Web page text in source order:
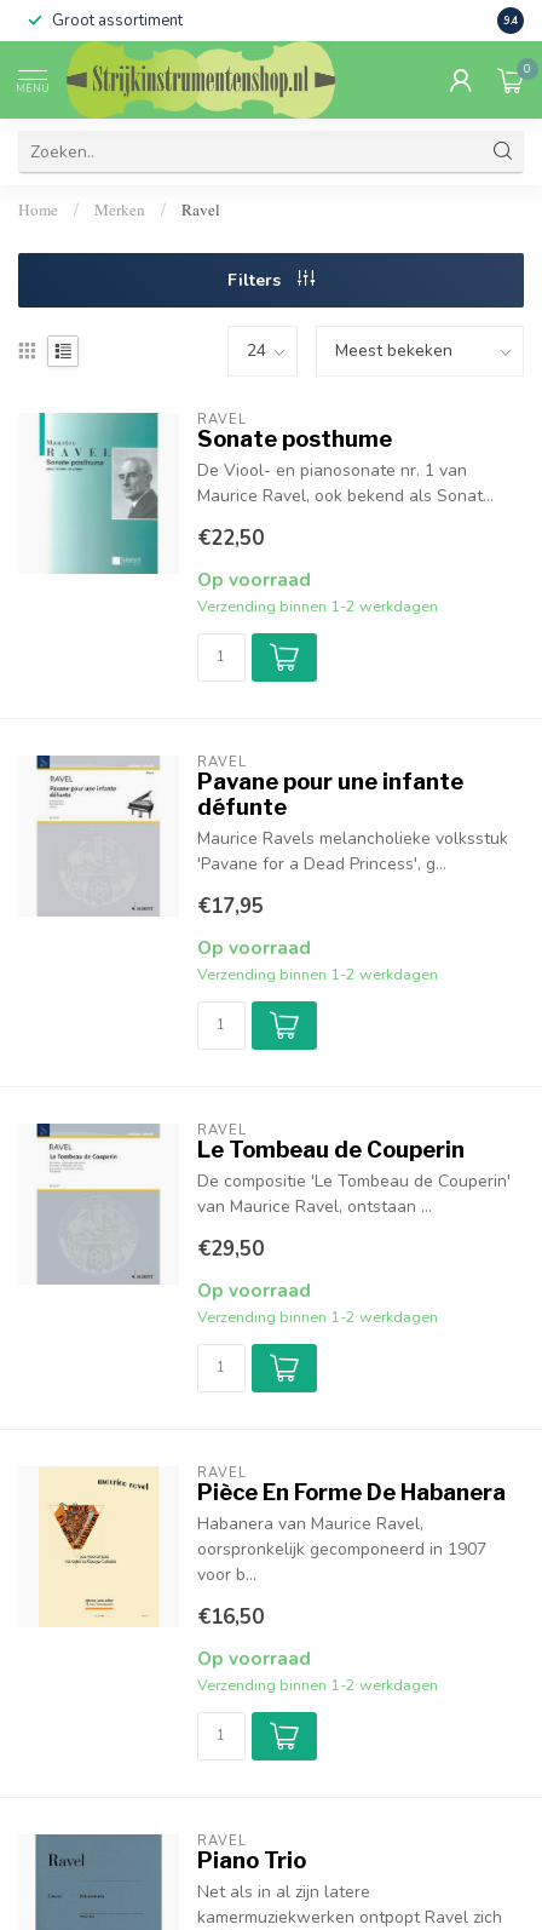
Groot assortiment 9.4
MENU
0
Home / Merken / Ravel
Filters
RAVEL
Sonate posthume
De Viool- en pianosonate nr. 1 van
Maurice Ravel, ook bekend als Sonat...
€22,50
Op voorraad
Verzending binnen 1-2 werkdagen
RAVEL
Pavane pour une infante
défunte
Maurice Ravels melancholieke volksstuk
'Pavane for a Dead Princess', g...
€17,95
Op voorraad
Verzending binnen 1-2 werkdagen
RAVEL
Le Tombeau de Couperin
De compositie 'Le Tombeau de Couperin'
van Maurice Ravel, ontstaan ​...
€29,50
Op voorraad
Verzending binnen 1-2 werkdagen
RAVEL
Pièce En Forme De Habanera
Habanera van Maurice Ravel,
oorspronkelijk gecomponeerd in 1907
voor b...
€16,50
Op voorraad
Verzending binnen 1-2 werkdagen
RAVEL
Piano Trio
Net als in al zijn latere
kamermuziekwerken ontpopt Ravel zich